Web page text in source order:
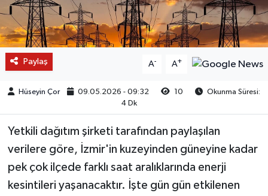
Paylaş A- A+
Hüseyin Çor 09.05.2026 - 09:32 10
Okunma Süresi:
4 Dk
Yetkili dağıtım şirketi tarafından paylaşılan
verilere göre, İzmir'in kuzeyinden güneyine kadar
pek çok ilçede farklı saat aralıklarında enerji
kesintileri yaşanacaktır. İşte gün gün etkilenen